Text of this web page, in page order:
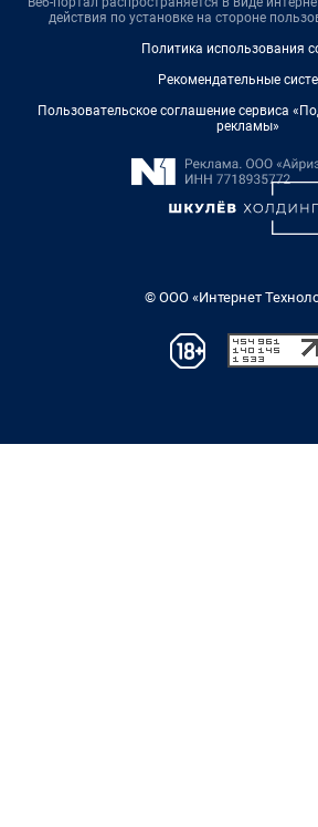
действия по установке на стороне
Политика использования
Рекомендательные
Пользовательское соглашение сервиса
рекламы»
© ООО «Интернет